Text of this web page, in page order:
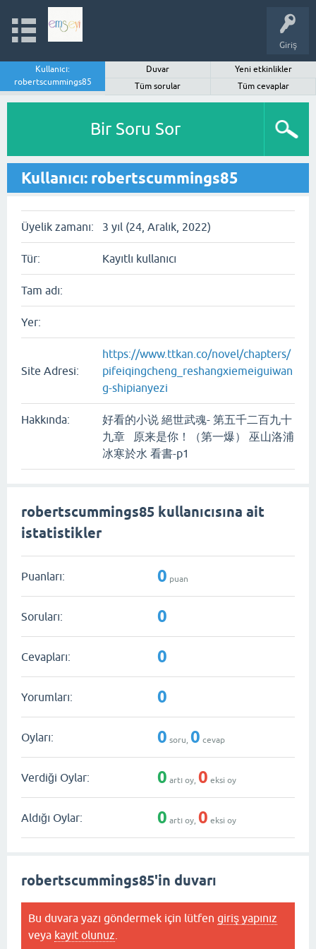
Giriş
Kullanıcı:
robertscummings85
Duvar
Yeni etkinlikler
Tüm sorular
Tüm cevaplar
Bir Soru Sor
Kullanıcı: robertscummings85
Üyelik zamanı: 3 yıl (24, Aralık, 2022)
Tür: Kayıtlı kullanıcı
Tam adı:
Yer:
Site Adresi:
https://www.ttkan.co/novel/chapters/
pifeiqingcheng_reshangxiemeiguiwan
g-shipianyezi
Hakkında:
好看的小说 絕世武魂- 第五千二百九十
九章 原来是你！（第一爆） 巫山洛浦
冰寒於水 看書-p1
robertscummings85 kullanıcısına ait
istatistikler
Puanları: 0 puan
Soruları: 0
Cevapları: 0
Yorumları: 0
Oyları: 0 soru, 0 cevap
Verdiği Oylar: 0 artı oy, 0 eksi oy
Aldığı Oylar: 0 artı oy, 0 eksi oy
robertscummings85'in duvarı
Bu duvara yazı göndermek için lütfen giriş yapınız
veya kayıt olunuz